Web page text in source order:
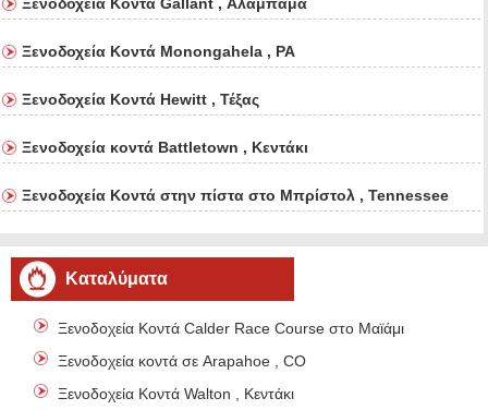
Ξενοδοχεία Κοντά Monongahela , PA
Ξενοδοχεία Κοντά Hewitt , Τέξας
Ξενοδοχεία κοντά Battletown , Κεντάκι
Ξενοδοχεία Κοντά στην πίστα στο Μπρίστολ , Tennessee
Καταλύματα
Ξενοδοχεία Κοντά Calder Race Course στο Μαϊάμι
Ξενοδοχεία κοντά σε Arapahoe , CO
Ξενοδοχεία Κοντά Walton , Κεντάκι